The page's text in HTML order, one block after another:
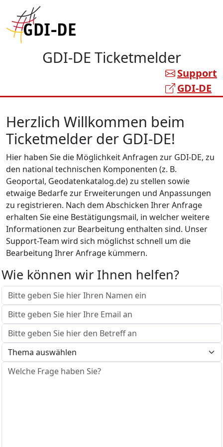
GDI-DE Ticketmelder
Support
GDI-DE
Herzlich Willkommen beim
Ticketmelder der GDI-DE!
Hier haben Sie die Möglichkeit Anfragen zur GDI-DE, zu
den national technischen Komponenten (z. B.
Geoportal, Geodatenkatalog.de) zu stellen sowie
etwaige Bedarfe zur Erweiterungen und Anpassungen
zu registrieren. Nach dem Abschicken Ihrer Anfrage
erhalten Sie eine Bestätigungsmail, in welcher weitere
Informationen zur Bearbeitung enthalten sind. Unser
Support-Team wird sich möglichst schnell um die
Bearbeitung Ihrer Anfrage kümmern.
Wie können wir Ihnen helfen?